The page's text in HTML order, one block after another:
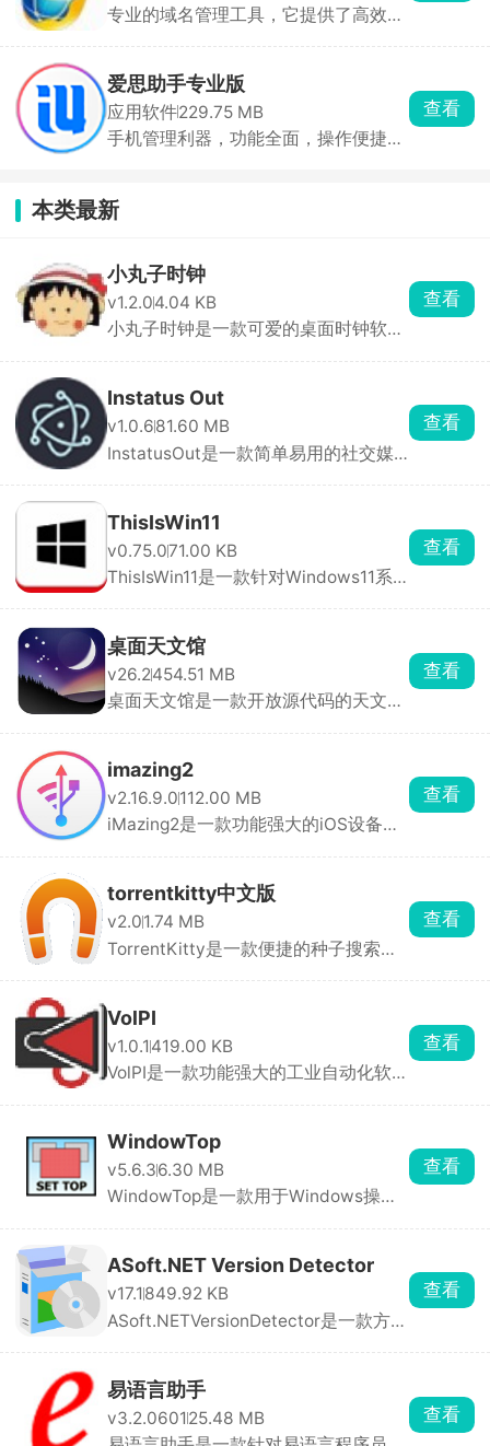
专业的域名管理工具，它提供了高效的
爱思助手专业版
应用软件229.75 MB
手机管理利器，功能全面，操作便捷，
查看
本类最新
小丸子时钟
v1.2.04.04 KB
小丸子时钟是一款可爱的桌面时钟软
查看
Instatus Out
v1.0.681.60 MB
InstatusOut是一款简单易用的社交媒
查看
ThisIsWin11
v0.75.071.00 KB
ThisIsWin11是一款针对Windows11系
查看
桌面天文馆
v26.2454.51 MB
桌面天文馆是一款开放源代码的天文学
查看
imazing2
v2.16.9.0112.00 MB
iMazing2是一款功能强大的iOS设备管
查看
torrentkitty中文版
v2.01.74 MB
TorrentKitty是一款便捷的种子搜索工
查看
VolPI
v1.0.1 419.00 KB
VolPI是一款功能强大的工业自动化软
查看
WindowTop
v5.6.36.30 MB
WindowTop是一款用于Windows操作
查看
ASoft.NET Version Detector
v17.1 849.92 KB
ASoft.NETVersionDetector是一款方便
查看
易语言助手
v3.2.0601 25.48 MB
查看